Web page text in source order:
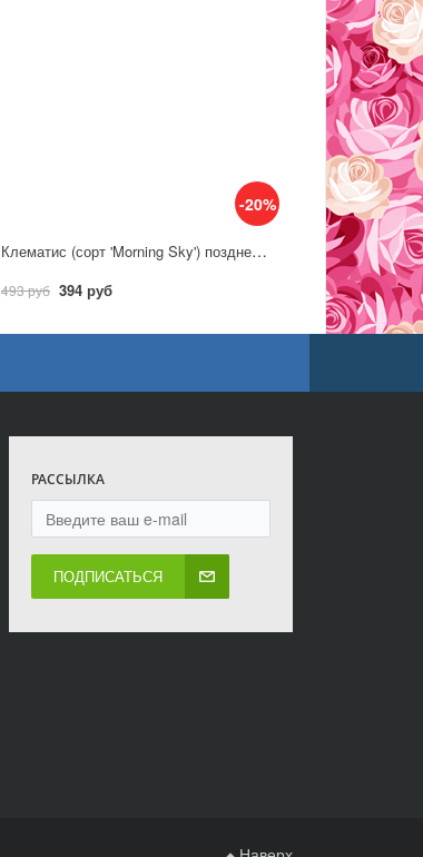
-20%
Клематис (сорт 'Morning Sky') позднецветущий
493 руб 394 руб
РАССЫЛКА
ПОДПИСАТЬСЯ